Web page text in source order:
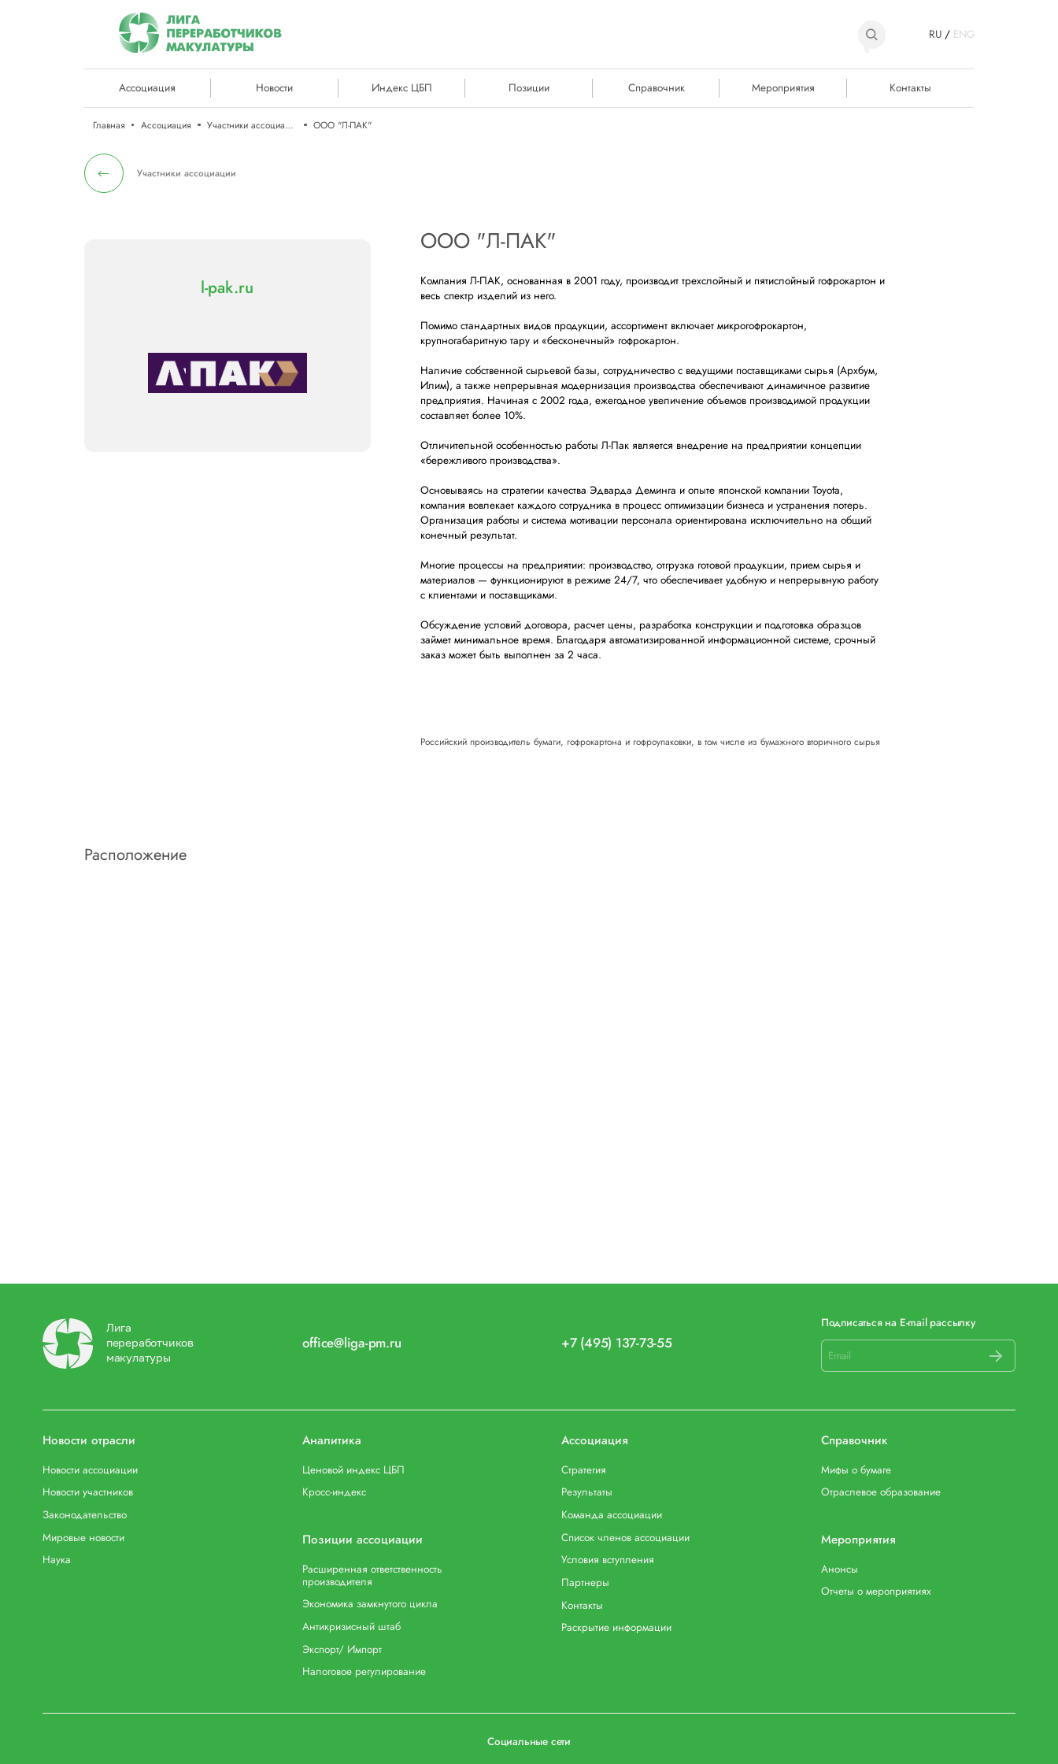
RU/ ENG
Ассоциация Новости Индекс ЦБП Позиции Справочник Мероприятия Контакты
Главная Ассоциация Участники ассоциации ООО "Л-ПАК"
Участники ассоциации
l-pak.ru
ООО "Л-ПАК"
Компания Л-ПАК, основанная в 2001 году, производит трехслойный и пятислойный гофрокартон и
весь спектр изделий из него.
Помимо стандартных видов продукции, ассортимент включает микрогофрокартон,
крупногабаритную тару и «бесконечный» гофрокартон.
Наличие собственной сырьевой базы, сотрудничество с ведущими поставщиками сырья (Архбум,
Илим), а также непрерывная модернизация производства обеспечивают динамичное развитие
предприятия. Начиная с 2002 года, ежегодное увеличение объемов производимой продукции
составляет более 10%.
Отличительной особенностью работы Л-Пак является внедрение на предприятии концепции
«бережливого производства».
Основываясь на стратегии качества Эдварда Деминга и опыте японской компании Toyota,
компания вовлекает каждого сотрудника в процесс оптимизации бизнеса и устранения потерь.
Организация работы и система мотивации персонала ориентирована исключительно на общий
конечный результат.
Многие процессы на предприятии: производство, отгрузка готовой продукции, прием сырья и
материалов — функционируют в режиме 24/7, что обеспечивает удобную и непрерывную работу
с клиентами и поставщиками.
Обсуждение условий договора, расчет цены, разработка конструкции и подготовка образцов
займет минимальное время. Благодаря автоматизированной информационной системе, срочный
заказ может быть выполнен за 2 часа.
Российский производитель бумаги, гофрокартона и гофроупаковки, в том числе из бумажного вторичного сырья
Расположение
Лига
переработчиков
макулатуры
office@liga-pm.ru +7 (495) 137-73-55
Подписаться на E-mail рассылку
Новости отрасли
Новости ассоциации
Новости участников
Законодательство
Мировые новости
Наука
Аналитика
Ценовой индекс ЦБП
Кросс-индекс
Позиции ассоциации
Расширенная ответственность
производителя
Экономика замкнутого цикла
Антикризисный штаб
Экспорт/ Импорт
Налоговое регулирование
Ассоциация
Стратегия
Результаты
Команда ассоциации
Список членов ассоциации
Условия вступления
Партнеры
Контакты
Раскрытие информации
Справочник
Мифы о бумаге
Отраслевое образование
Мероприятия
Анонсы
Отчеты о мероприятиях
Социальные сети